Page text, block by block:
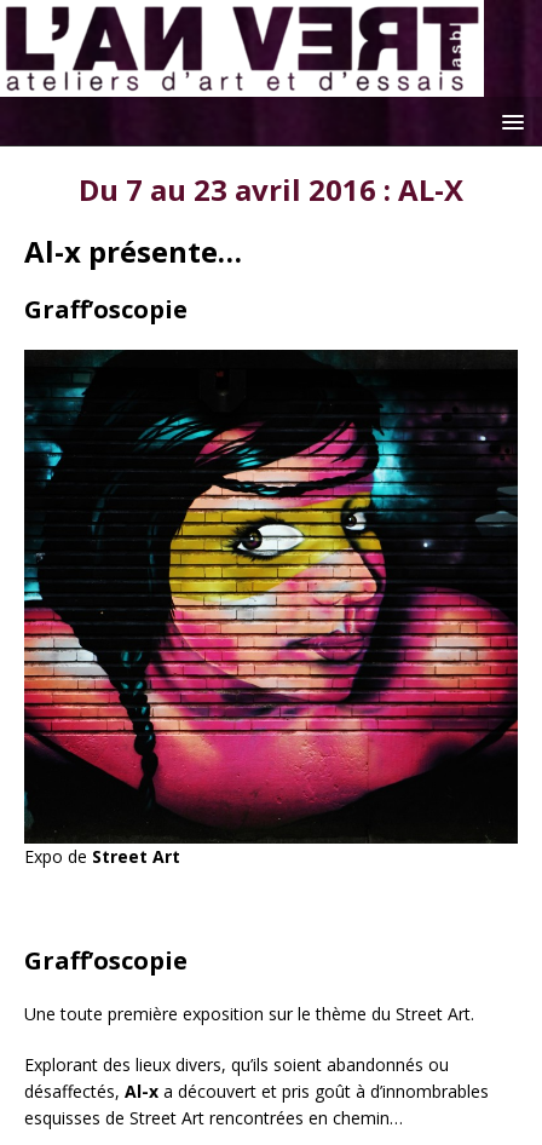
Du 7 au 23 avril 2016 : AL-X
Al-x présente…
Graff’oscopie
Expo de Street Art
Graff’oscopie
Une toute première exposition sur le thème du Street Art.
Explorant des lieux divers, qu’ils soient abandonnés ou
désaffectés, Al-x a découvert et pris goût à d’innombrables
esquisses de Street Art rencontrées en chemin…